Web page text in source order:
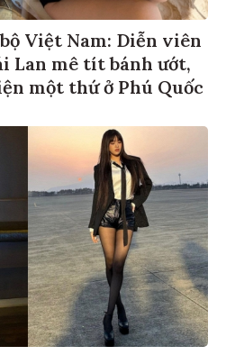
Việt Nam: Diễn viên
Lan mê tít bánh ướt,
một thứ ở Phú Quốc